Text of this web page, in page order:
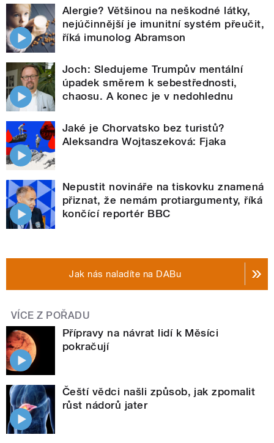
Alergie? Většinou na neškodné látky,
nejúčinnější je imunitní systém přeučit,
říká imunolog Abramson
Joch: Sledujeme Trumpův mentální
úpadek směrem k sebestřednosti,
chaosu. A konec je v nedohlednu
Jaké je Chorvatsko bez turistů?
Aleksandra Wojtaszeková: Fjaka
Nepustit novináře na tiskovku znamená
přiznat, že nemám protiargumenty, říká
končící reportér BBC
Jak nás naladíte na DABu
VÍCE Z POŘADU
Přípravy na návrat lidí k Měsíci
pokračují
Čeští vědci našli způsob, jak zpomalit
růst nádorů jater